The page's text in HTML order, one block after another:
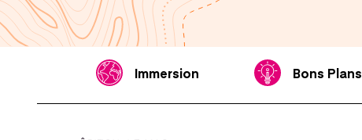
Immersion Bons Plans